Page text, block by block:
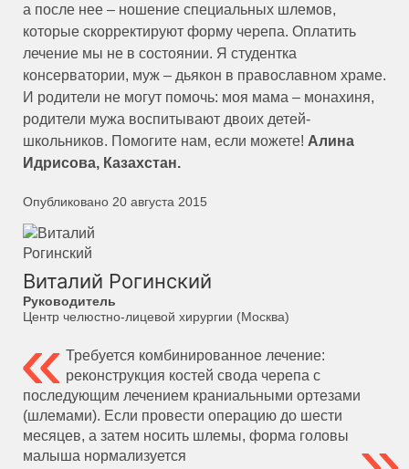
а после нее – ношение специальных шлемов,
которые скорректируют форму черепа. Оплатить
лечение мы не в состоянии. Я студентка
консерватории, муж – дьякон в православном храме.
И родители не могут помочь: моя мама – монахиня,
родители мужа воспитывают двоих детей-
школьников. Помогите нам, если можете! Алина
Идрисова, Казахстан.
Опубликовано 20 августа 2015
Виталий Рогинский
Руководитель
Центр челюстно-лицевой хирургии (Москва)
Требуется комбинированное лечение:
реконструкция костей свода черепа с
последующим лечением краниальными ортезами
(шлемами). Если провести операцию до шести
месяцев, а затем носить шлемы, форма головы
малыша нормализуется